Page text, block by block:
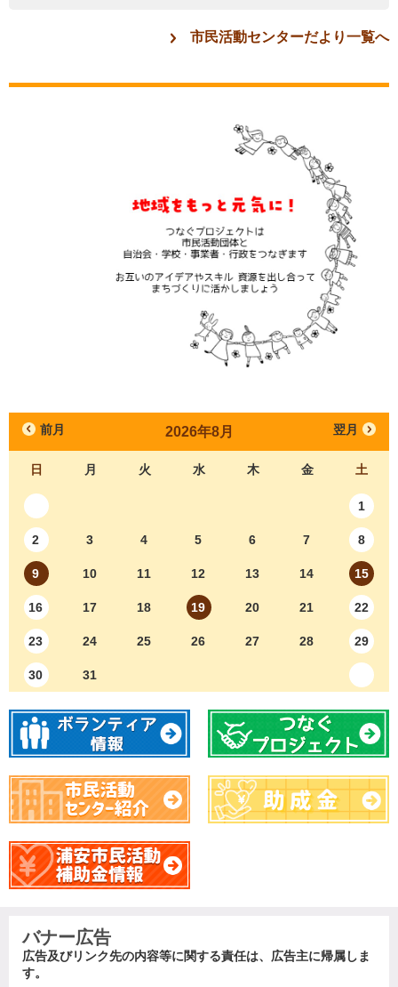
市民活動センターだより一覧へ
2026年8月
日 月 火 水 木 金 土
1
2 3 4 5 6 7 8
9 10 11 12 13 14 15
16 17 18 19 20 21 22
23 24 25 26 27 28 29
30 31
前月 翌月
バナー広告
広告及びリンク先の内容等に関する責任は、広告主に帰属しま
す。